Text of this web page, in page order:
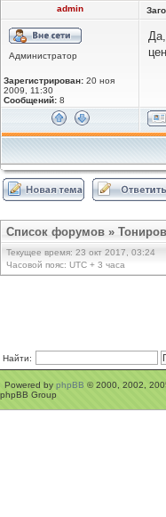
admin
Администратор
Зарегистрирован: 20 ноя
2009, 11:30
Сообщений: 8
Список форумов »
Текущее время: 23 окт 2017, 03:24
Часовой пояс: UTC + 3 часа
Найти:
Powered by phpBB © 2000, 2002,
phpBB Group